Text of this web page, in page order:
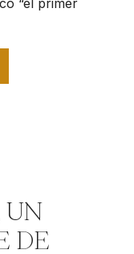
“el primer
UN
DE